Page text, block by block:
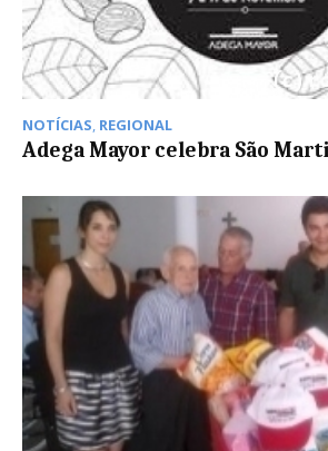
NOTÍCIAS, REGIONAL
Adega Mayor celebra São